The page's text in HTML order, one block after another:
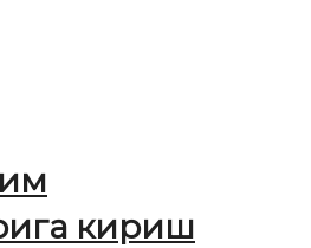
кириш